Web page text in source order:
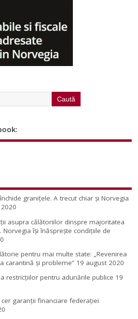
granițele. A trecut chiar și Norvegia
asupra călătoriilor dinspre majoritatea
Norvegia își înăsprește condițiile de
pentru mai multe state: „Revenirea
carantină şi probleme” 19 august 2020
restricțiilor pentru adunările publice 19
garanții financiare federației